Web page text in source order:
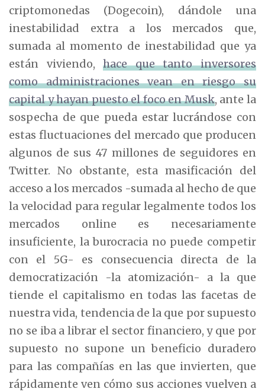
criptomonedas (Dogecoin), dándole una
inestabilidad extra a los mercados que,
sumada al momento de inestabilidad que ya
están viviendo,hace que tanto inversores
como administraciones vean en riesgo su
capital y hayan puesto el foco en Musk, ante la
sospecha de que pueda estar lucrándose con
estas fluctuaciones del mercado que producen
algunos de sus 47 millones de seguidores en
Twitter. No obstante, esta masificación del
acceso a los mercados -sumada al hecho de que
la velocidad para regular legalmente todos los
mercados online es necesariamente
insuficiente, la burocracia no puede competir
con el 5G- es consecuencia directa de la
democratización -la atomización- a la que
tiende el capitalismo en todas las facetas de
nuestra vida, tendencia de la que por supuesto
no se iba a librar el sector financiero, y que por
supuesto no supone un beneficio duradero
para las compañías en las que invierten, que
rápidamente ven cómo sus acciones vuelven a